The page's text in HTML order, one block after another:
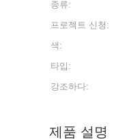
종류:
프로젝트 신청:
색:
타입:
강조하다:
제품 설명